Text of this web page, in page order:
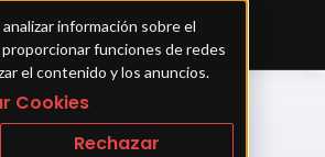
información sobre el
funciones de redes
el contenido y los anuncios.
Cookies
Rechazar